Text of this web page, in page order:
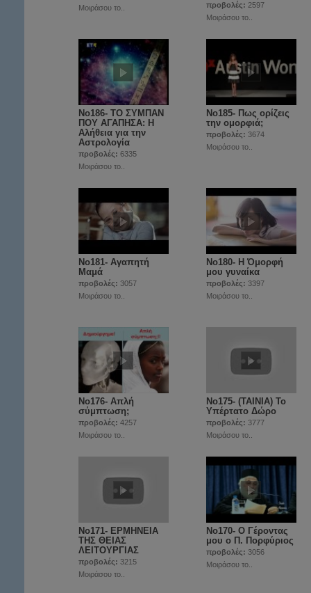
Μοιράσου το..
προβολές: 2597
Μοιράσου το..
No186- ΤΟ ΣΥΜΠΑΝ
ΠΟΥ ΑΓΑΠΗΣΑ: Η
Αλήθεια για την
Αστρολογία
προβολές: 6335
Μοιράσου το..
Νο185- Πως ορίζεις
την ομορφιά;
προβολές: 3674
Μοιράσου το..
Νο181- Αγαπητή
Μαμά
προβολές: 3057
Μοιράσου το..
Νο180- Η Όμορφή
μου γυναίκα
προβολές: 3397
Μοιράσου το..
No176- Απλή
σύμπτωση;
προβολές: 4257
Μοιράσου το..
No175- (ΤΑΙΝΙΑ) Το
Υπέρτατο Δώρο
προβολές: 3777
Μοιράσου το..
No171- ΕΡΜΗΝΕΙΑ
ΤΗΣ ΘΕΙΑΣ
ΛΕΙΤΟΥΡΓΙΑΣ
προβολές: 3215
Μοιράσου το..
Νο170- Ο Γέροντας
μου ο Π. Πορφύριος
προβολές: 3056
Μοιράσου το..